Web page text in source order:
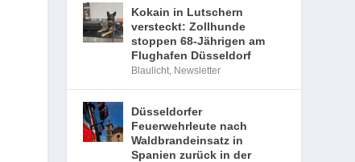
Kokain in Lutschern
versteckt: Zollhunde
stoppen 68-Jährigen am
Flughafen Düsseldorf
Blaulicht, Newsletter
Düsseldorfer
Feuerwehrleute nach
Waldbrandeinsatz in
Spanien zurück in der